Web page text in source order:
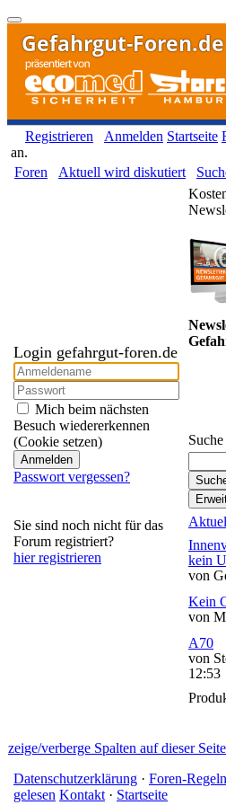
Gefahrgut-Foren.de
Registrieren Anmelden Startseite
an.
Foren
Aktuell wird diskutiert
Login gefahrgut-foren.de
Mich beim nächsten
Besuch wiedererkennen
(Cookie setzen)
Passwort vergessen?
Sie sind noch nicht für das
Forum registriert?
hier registrieren
Suche
kein
von
Kein
von
A70
von
12:53
zeige/verberge Spalten auf dieser Seite
Datenschutzerklärung · Foren-Regeln
gelesen Kontakt · Startseite